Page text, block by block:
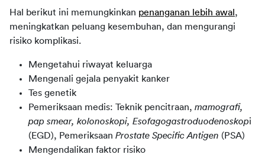
Hal berikut ini memungkinkan penanganan lebih awal ,
meningkatkan peluang kesembuhan, dan mengurangi
risiko komplikasi.
Mengetahui riwayat keluarga
Mengenali gejala penyakit kanker
Tes genetik
Pemeriksaan medis: Teknik pencitraan, mamografi,
pap smear, kolonoskopi, Esofagogastroduodenoskopi
(EGD), Pemeriksaan Prostate Specific Antigen (PSA)
Mengendalikan faktor risiko